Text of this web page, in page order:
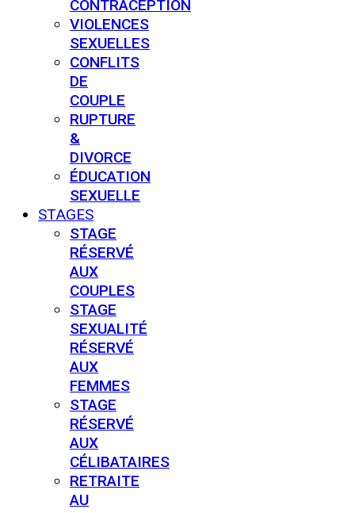
CONTRACEPTION
VIOLENCES
SEXUELLES
CONFLITS
DE
COUPLE
RUPTURE
&
DIVORCE
ÉDUCATION
SEXUELLE
STAGES
STAGE
RÉSERVÉ
AUX
COUPLES
STAGE
SEXUALITÉ
RÉSERVÉ
AUX
FEMMES
STAGE
RÉSERVÉ
AUX
CÉLIBATAIRES
RETRAITE
AU